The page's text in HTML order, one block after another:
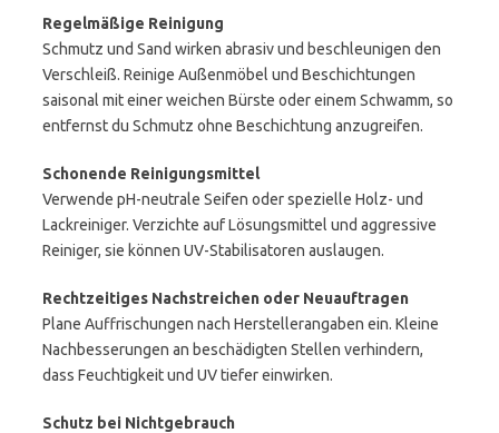
Regelmäßige Reinigung
Schmutz und Sand wirken abrasiv und beschleunigen den
Verschleiß. Reinige Außenmöbel und Beschichtungen
saisonal mit einer weichen Bürste oder einem Schwamm, so
entfernst du Schmutz ohne Beschichtung anzugreifen.
Schonende Reinigungsmittel
Verwende pH-neutrale Seifen oder spezielle Holz- und
Lackreiniger. Verzichte auf Lösungsmittel und aggressive
Reiniger, sie können UV-Stabilisatoren auslaugen.
Rechtzeitiges Nachstreichen oder Neuauftragen
Plane Auffrischungen nach Herstellerangaben ein. Kleine
Nachbesserungen an beschädigten Stellen verhindern,
dass Feuchtigkeit und UV tiefer einwirken.
Schutz bei Nichtgebrauch